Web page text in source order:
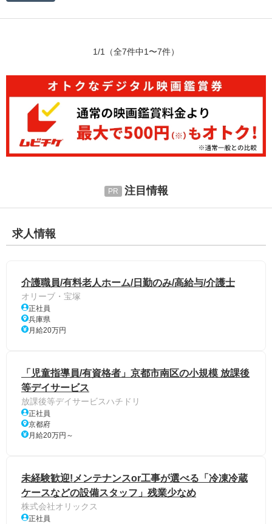
1/1 （全7件中1〜7件）
注目情報
求人情報
介護職員/有料老人ホーム/日勤のみ/高給与/介護士
オリーブ・宝塚
正社員
兵庫県
月給20万円
「児童指導員/有資格者」京都市南区の小規模 放課後
等デイサービス
放課後等デイサービスハチドリ
正社員
京都府
月給20万円～
未経験歓迎!メンテナンスor工事が選べる「冷凍冷蔵
ケースなどの設備スタッフ」残業少なめ
株式会社オリックス
正社員